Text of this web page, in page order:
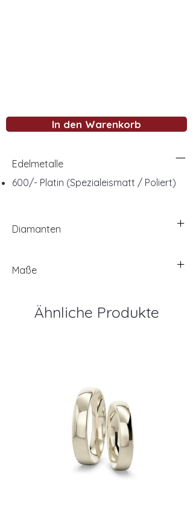
In den Warenkorb
Edelmetalle
600/- Platin (Spezialeismatt / Poliert)
Diamanten
Maße
Ähnliche Produkte